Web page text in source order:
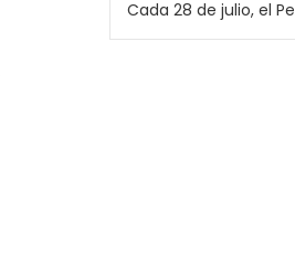
Cada 28 de julio, el